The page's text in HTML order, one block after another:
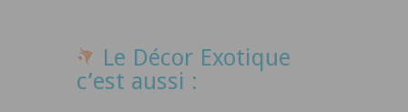
Le Décor Exotique
c’est aussi :